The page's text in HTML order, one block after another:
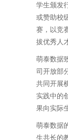
学生颁发
或赞助校
赛，以竞
拔优秀人
萌泰数据
司开放部
共同开展
实践中的
果向实际
萌泰数据
生共长的